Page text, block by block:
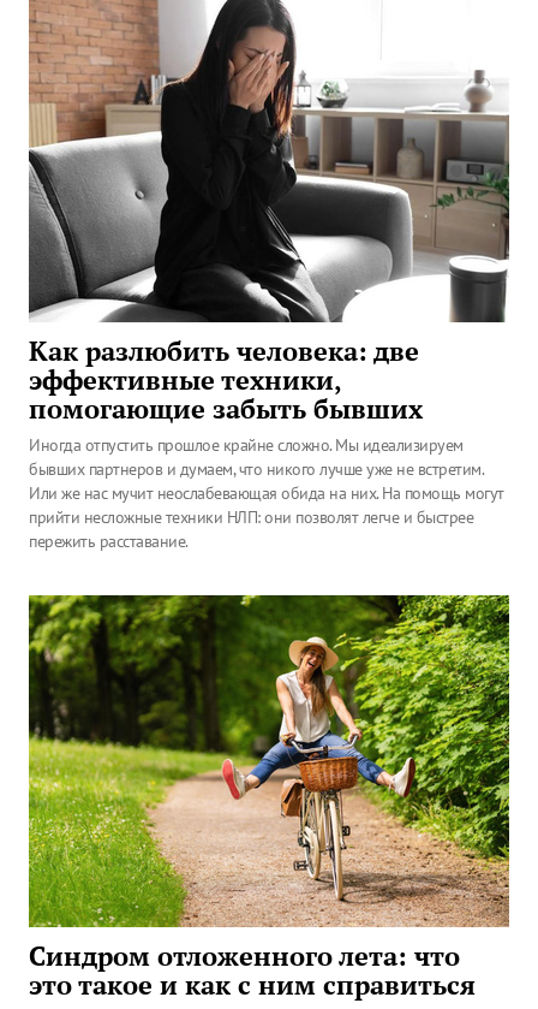
Как разлюбить человека: две
эффективные техники,
помогающие забыть бывших
Иногда отпустить прошлое крайне сложно. Мы идеализируем
бывших партнеров и думаем, что никого лучше уже не встретим.
Или же нас мучит неослабевающая обида на них. На помощь могут
прийти несложные техники НЛП: они позволят легче и быстрее
пережить расставание.
Синдром отложенного лета: что
это такое и как с ним справиться